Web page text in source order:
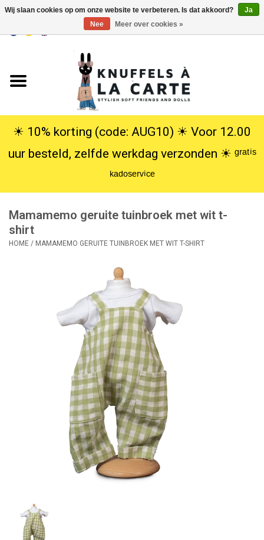
USD
Knuffels
Poppen
SALE
Cadeauservice
☀︎ 10% korting (code: AUG10) ☀︎ Voor 12.00
uur besteld, zelfde werkdag verzonden ☀︎ ᵍʳᵃᵗⁱˢ
ᵏᵃᵈᵒˢᵉʳᵛⁱᶜᵉ
Mamamemo geruite tuinbroek met wit t-
shirt
HOME / MAMAMEMO GERUITE TUINBROEK MET WIT T-SHIRT
Wij slaan cookies op om onze website te verbeteren. Is dat akkoord?
Ja
Nee
Meer over cookies »